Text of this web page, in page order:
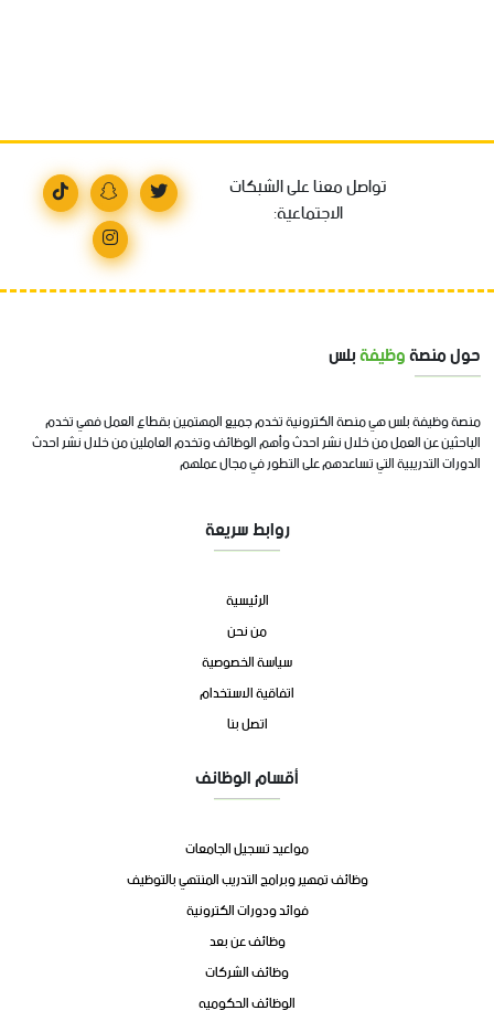
تواصل معنا على الشبكات
الاجتماعية:
حول منصةوظيفةبلس
منصة وظيفة بلس هي منصة الكترونية تخدم جميع المهتمين بقطاع العمل فهي تخدم
الباحثين عن العمل من خلال نشر احدث وأهم الوظائف وتخدم العاملين من خلال نشر احدث
الدورات التدريبية التي تساعدهم على التطور في مجال عملهم
روابط سريعة
الرئيسية
من نحن
سياسة الخصوصية
اتفاقية الاستخدام
اتصل بنا
أقسام الوظائف
مواعيد تسجيل الجامعات
وظائف تمهير وبرامج التدريب المنتهي بالتوظيف
فوائد ودورات الكترونية
وظائف عن بعد
وظائف الشركات
الوظائف الحكوميه